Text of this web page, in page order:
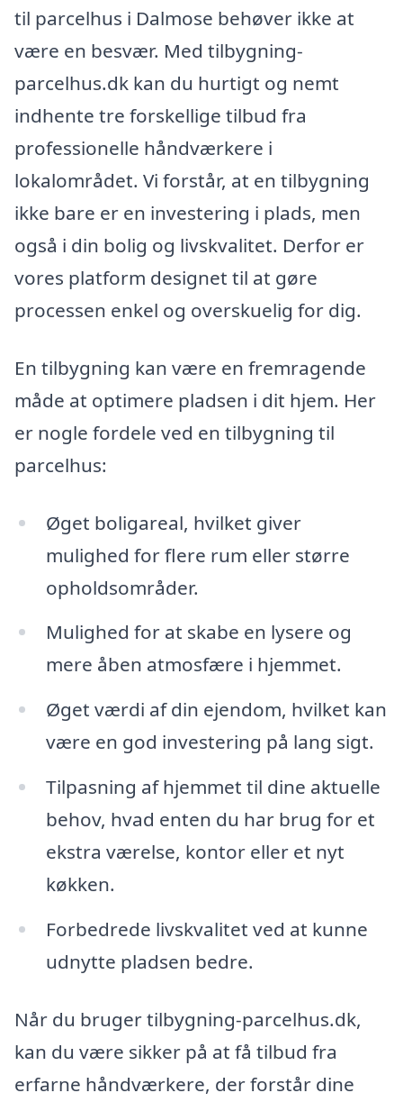
til parcelhus i Dalmose behøver ikke at
være en besvær. Med tilbygning-
parcelhus.dk kan du hurtigt og nemt
indhente tre forskellige tilbud fra
professionelle håndværkere i
lokalområdet. Vi forstår, at en tilbygning
ikke bare er en investering i plads, men
også i din bolig og livskvalitet. Derfor er
vores platform designet til at gøre
processen enkel og overskuelig for dig.
En tilbygning kan være en fremragende
måde at optimere pladsen i dit hjem. Her
er nogle fordele ved en tilbygning til
parcelhus:
Øget boligareal, hvilket giver
mulighed for flere rum eller større
opholdsområder.
Mulighed for at skabe en lysere og
mere åben atmosfære i hjemmet.
Øget værdi af din ejendom, hvilket kan
være en god investering på lang sigt.
Tilpasning af hjemmet til dine aktuelle
behov, hvad enten du har brug for et
ekstra værelse, kontor eller et nyt
køkken.
Forbedrede livskvalitet ved at kunne
udnytte pladsen bedre.
Når du bruger tilbygning-parcelhus.dk,
kan du være sikker på at få tilbud fra
erfarne håndværkere, der forstår dine